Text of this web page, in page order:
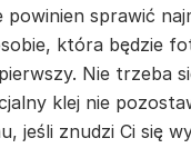
sprawić
która będzie
Nie trzeba
klej nie
jeśli znudzi Ci się